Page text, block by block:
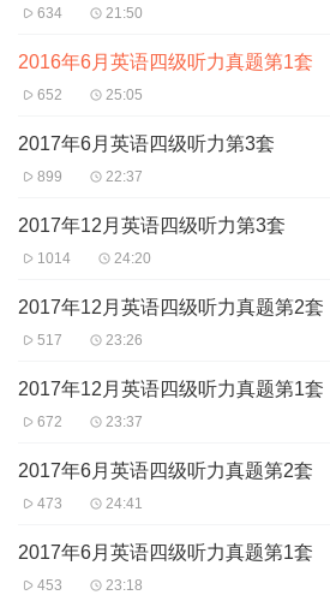
634 21:50
2016年6月英语四级听力真题第1套
652 25:05
2017年6月英语四级听力第3套
899 22:37
2017年12月英语四级听力第3套
1014 24:20
2017年12月英语四级听力真题第2套
517 23:26
2017年12月英语四级听力真题第1套
672 23:37
2017年6月英语四级听力真题第2套
473 24:41
2017年6月英语四级听力真题第1套
453 23:18